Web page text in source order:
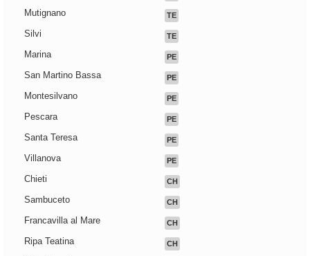
Mutignano TE
Silvi TE
Marina PE
San Martino Bassa PE
Montesilvano PE
Pescara PE
Santa Teresa PE
Villanova PE
Chieti CH
Sambuceto CH
Francavilla al Mare CH
Ripa Teatina CH